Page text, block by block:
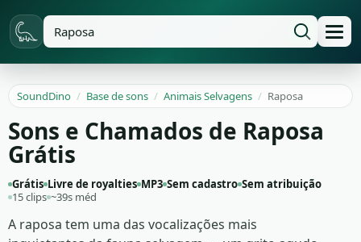
SoundDino / Base de sons / Animais Selvagens / Raposa
Sons e Chamados de Raposa
Grátis
Grátis Livre de royalties MP3 Sem cadastro Sem atribuição
15 clips ~39s méd
A raposa tem uma das vocalizações mais